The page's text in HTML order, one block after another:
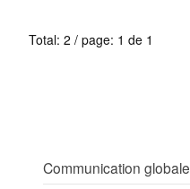
Total: 2 / page: 1 de 1
Communication globale